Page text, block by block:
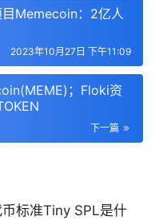
字黄金的投资品或全球
金，其因为具有总量恒
体年轻化等特性，使得
信其投资价值。因它依
景中（如跨境支付和虚
低成本的流通支付工具
期灰度基金、贝莱德
相关 ETF。
Memecoin：2亿人
2023年10月27日 下午11:09
；Floki资
下一篇
标准Tiny SPL是什